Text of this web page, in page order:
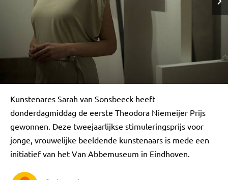
Kunstenares Sarah van Sonsbeeck heeft
donderdagmiddag de eerste Theodora Niemeijer Prijs
gewonnen. Deze tweejaarlijkse stimuleringsprijs voor
jonge, vrouwelijke beeldende kunstenaars is mede een
initiatief van het Van Abbemuseum in Eindhoven.